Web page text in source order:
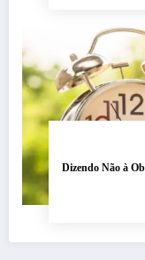
Dizendo Não à